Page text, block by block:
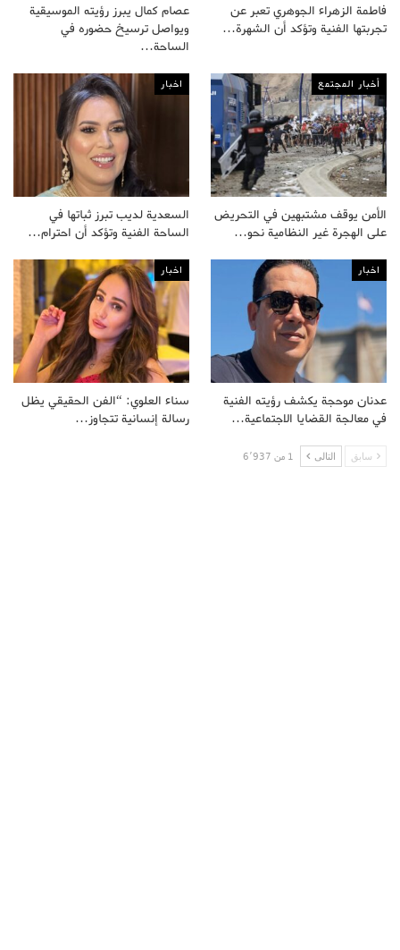
فاطمة الزهراء الجوهري تعبر عن
تجربتها الفنية وتؤكد أن الشهرة…
عصام كمال يبرز رؤيته الموسيقية
ويواصل ترسيخ حضوره في
الساحة…
أخبار المجتمع
الأمن يوقف مشتبهين في التحريض
على الهجرة غير النظامية نحو…
اخبار
السعدية لديب تبرز ثباتها في
الساحة الفنية وتؤكد أن احترام…
اخبار
عدنان موحجة يكشف رؤيته الفنية
في معالجة القضايا الاجتماعية…
اخبار
سناء العلوي: “الفن الحقيقي يظل
رسالة إنسانية تتجاوز…
سابق التالى 1 من 6٬937